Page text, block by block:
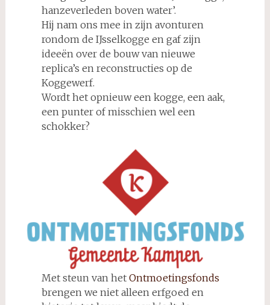
hanzeverleden boven water’.
Hij nam ons mee in zijn avonturen
rondom de IJsselkogge en gaf zijn
ideeën over de bouw van nieuwe
replica’s en reconstructies op de
Koggewerf.
Wordt het opnieuw een kogge, een aak,
een punter of misschien wel een
schokker?
Met steun van het Ontmoetingsfonds
brengen we niet alleen erfgoed en